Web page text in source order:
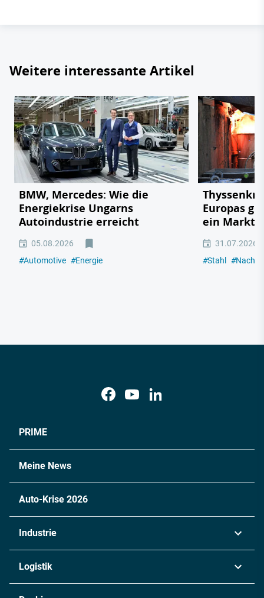
Weitere interessante Artikel
BMW, Mercedes: Wie die
Energiekrise Ungarns
Autoindustrie erreicht
05.08.2026
#Automotive #Energie
Europas
ein
31.07.2026
#Stahl #
PRIME
Meine News
Auto-Krise 2026
Industrie
Logistik